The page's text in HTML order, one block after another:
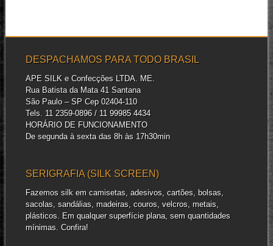
DESPACHAMOS PARA TODO BRASIL
APE SILK e Confecções LTDA. ME.
Rua Batista da Mata 41 Santana
São Paulo – SP Cep 02404-110
Tels. 11 2359-0896 / 11 99985 4434
HORÁRIO DE FUNCIONAMENTO
De segunda à sexta das 8h às 17h30min
SERIGRAFIA (SILK SCREEN)
Fazemos silk em camisetas, adesivos, cartões, bolsas,
sacolas, sandálias, madeiras, couros, velcros, metais,
plásticos. Em qualquer superfície plana, sem quantidades
mínimas. Confira!